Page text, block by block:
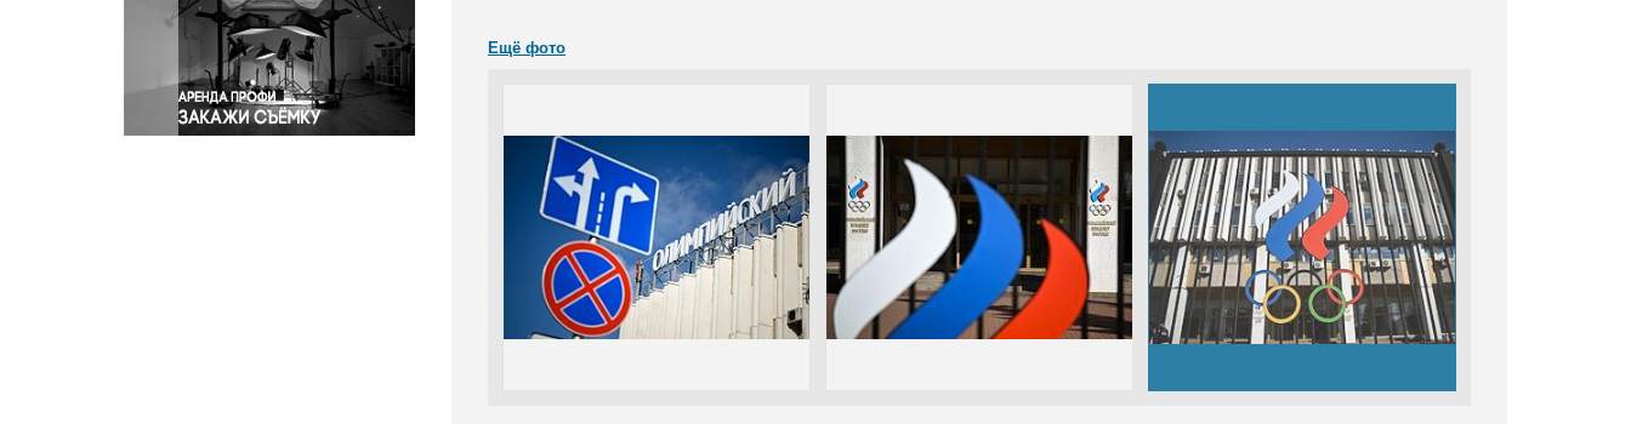
Спорт
Экология
Экономика и бизнес
Ещё фото